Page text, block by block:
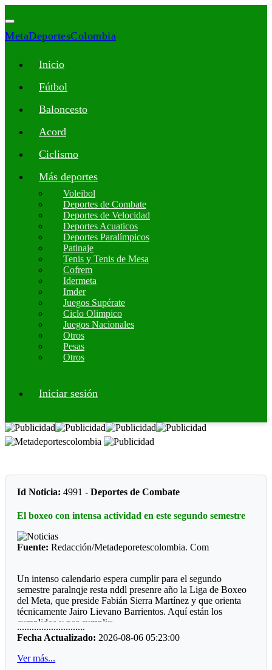
MetaDeportesColombia
Inicio
Fútbol
Baloncesto
Acord
Ciclismo
Más deportes
Voleibol
Deportes de Combate
Deportes de Velocidad
Deportes Acuaticos
Deportes Paralímpicos
Patinaje
Tenis y Tenis de Mesa
Cofrem
Idermeta
Imder
Juegos Supérate
Ciclo Olimpico
Juegos Nacionales
Otros
Pesas
Otros
Iniciar sesión
Id Noticia: 4991 -Deportes de Combate
El boxeo con intensa actividad en este segundo semestre
Fuente: Redacción/Metadeporetescolombia. Com
Un intenso calendario espera cumplir para el segundo
semestre paralnqje resta nddl presenre año la Liga de Boxeo
del Meta, que preside Fabián Sierra Martínez y que orienta
técnicamente Jairo Lievano Barrientos. Aquí están los
cumplidos y por cumplir:
"Guamal *
El pasado fin de semana se cumplió en el polideportivo del
............................
Fecha Actualizado: 2026-08-06 05:23:00
Ver más...